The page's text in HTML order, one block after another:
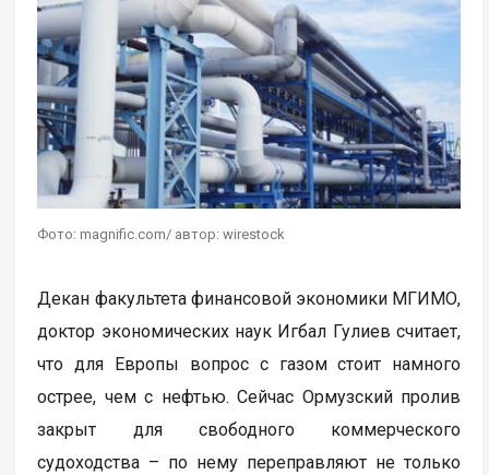
Фото: magnific.com/ автор: wirestock
Декан факультета финансовой экономики МГИМО,
доктор экономических наук Игбал Гулиев считает,
что для Европы вопрос с газом стоит намного
острее, чем с нефтью. Сейчас Ормузский пролив
закрыт для свободного коммерческого
судоходства – по нему переправляют не только